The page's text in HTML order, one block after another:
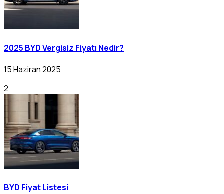
2025 BYD Vergisiz Fiyatı Nedir?
15 Haziran 2025
2
BYD Fiyat Listesi